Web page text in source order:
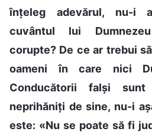
înțeleg adevărul, nu-i
cuvântul lui
corupte? De ce ar trebui
oameni în care nici
Conducătorii falși
neprihăniți de sine, nu-i
este: «Nu se poate să fi